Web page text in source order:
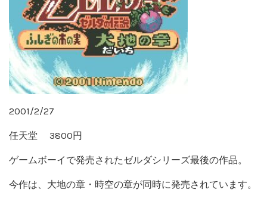
2001/2/27
任天堂 3800円
ゲームボーイで発売されたゼルダシリーズ最後の作品。
今作は、大地の章・時空の章が同時に発売されています。